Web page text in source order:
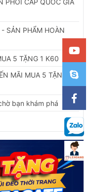
PHỐI CẤP QUỐC GIA
SẢN PHẨM HOÀN
5 TẶNG 1 K60
MÃI MUA 5 TẶNG 1
bạn khám phá